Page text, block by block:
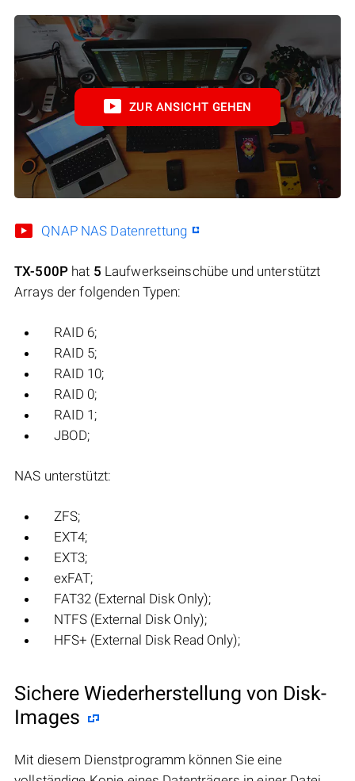
ZUR ANSICHT GEHEN
QNAP NAS Datenrettung
TX-500Phat 5 Laufwerkseinschübe und unterstützt
Arrays der folgenden Typen:
RAID 6;
RAID 5;
RAID 10;
RAID 0;
RAID 1;
JBOD;
NAS unterstützt:
ZFS;
EXT4;
EXT3;
exFAT;
FAT32 (External Disk Only);
NTFS (External Disk Only);
HFS+ (External Disk Read Only);
Sichere Wiederherstellung von Disk-
Images
Mit diesem Dienstprogramm können Sie eine